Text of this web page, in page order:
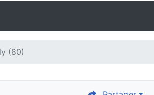
(80)